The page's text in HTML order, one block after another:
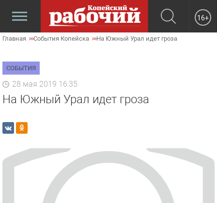
16+
Главная События Копейска На Южный Урал идет гроза
СОБЫТИЯ
28 мая 2019 16:35
На Южный Урал идет гроза